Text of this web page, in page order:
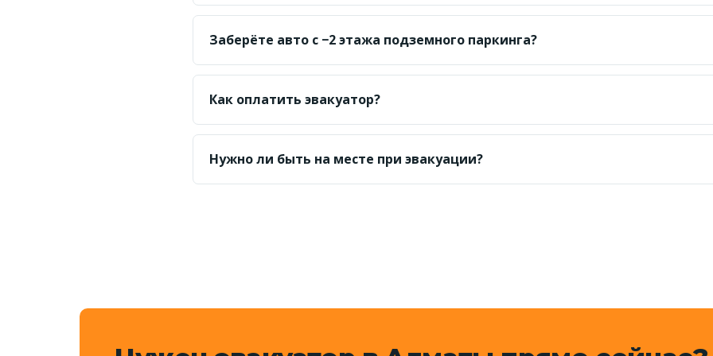
Да. Машины с автоматом грузим только на полную платформу лебёдкой —
противопоказана.
Заберёте авто с −2 этажа подземного паркинга?
Да. Оценим высоту и проезды; используем докатку и компактную технику,
уровень эвакуатора.
Как оплатить эвакуатор?
Принимаем наличные, Kaspi-перевод и безнал для юрлиц. Оплата после
Нужно ли быть на месте при эвакуации?